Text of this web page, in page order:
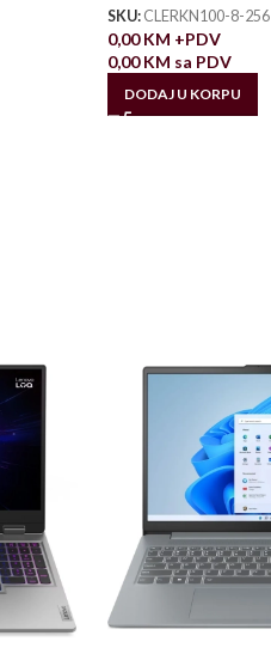
SKU: CLERKN100-8-256
0,00KM +PDV
0,00KM sa PDV
DODAJ U KORPU